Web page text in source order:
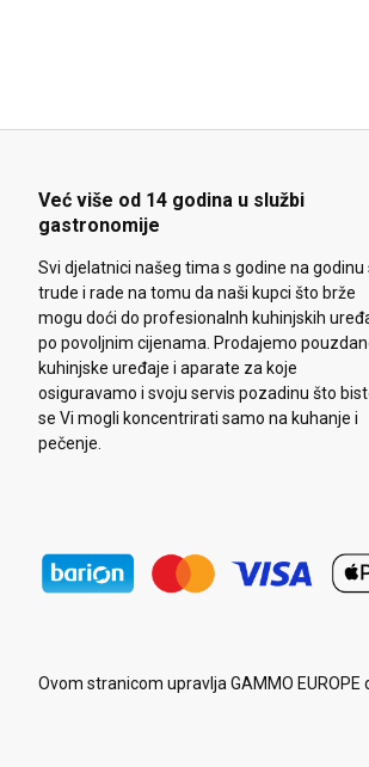
Već više od 14 godina u službi
gastronomije
Svi djelatnici našeg tima s godine na godinu
trude i rade na tomu da naši kupci što brže
mogu doći do profesionalnh kuhinjskih
po povoljnim cijenama. Prodajemo
kuhinjske uređaje i aparate za koje
osiguravamo i svoju servis pozadinu što
se Vi mogli koncentrirati samo na kuhanje i
pečenje.
Ovom stranicom upravlja GAMMO